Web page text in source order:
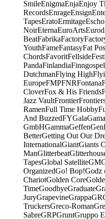
SmileEnigmaEnjaEnjoy
RecordsEnrageEnsign
TapesEratoErmitageEscho
NoirEternaEuroArts
BeatFabrikaFactory
YouthFameFantasyFat
ChordsFavoritFellside
PandaFinlandiaFinngospel
DutchmanFlying High
EuropeFMPFNRFontana
CloverFox & His Friends
Jazz VaultFrontier
RamenFull Time Hobby
And BuzzedFYGalaGama
GmbHGammaGeffen
BetterGetting Out Our
InternationalGiantGiants
ManGlitterbeat
TapesGlobal SatelliteGM
OrganizedGo! Bop!Godz
ChariotGolden Core
TimeGoodbyeGraduate
JuryGrapevineGrappa
TruckersGreco-Roman
SabreGRPGruntGruppo